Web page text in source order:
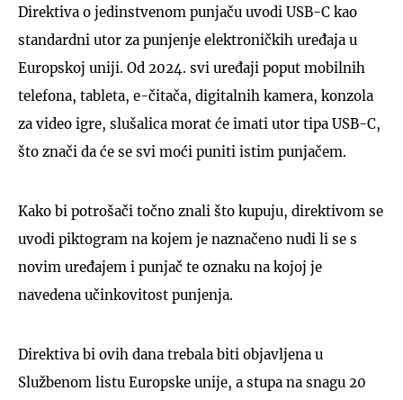
Direktiva o jedinstvenom punjaču uvodi USB-C kao
standardni utor za punjenje elektroničkih uređaja u
Europskoj uniji. Od 2024. svi uređaji poput mobilnih
telefona, tableta, e-čitača, digitalnih kamera, konzola
za video igre, slušalica morat će imati utor tipa USB-C,
što znači da će se svi moći puniti istim punjačem.
Kako bi potrošači točno znali što kupuju, direktivom se
uvodi piktogram na kojem je naznačeno nudi li se s
novim uređajem i punjač te oznaku na kojoj je
navedena učinkovitost punjenja.
Direktiva bi ovih dana trebala biti objavljena u
Službenom listu Europske unije, a stupa na snagu 20